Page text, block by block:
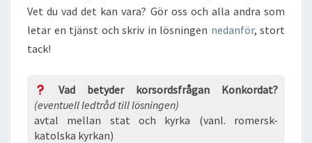
Vet du vad det kan vara? Gör oss och alla andra som
letar en tjänst och skriv in lösningen nedanför, stort
tack!
Vad betyder korsordsfrågan Konkordat?
(eventuell ledtråd till lösningen)
avtal mellan stat och kyrka (vanl. romersk-
katolska kyrkan)